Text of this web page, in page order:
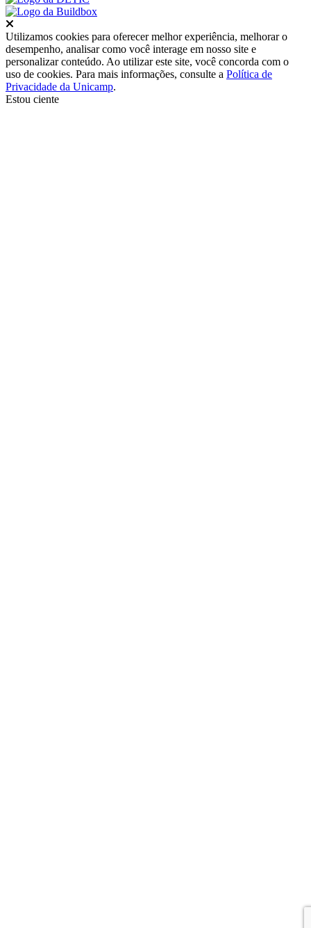
Utilizamos cookies para oferecer melhor experiência, melhorar o
desempenho, analisar como você interage em nosso site e
personalizar conteúdo. Ao utilizar este site, você concorda com o
uso de cookies. Para mais informações, consulte a Política de
Privacidade da Unicamp.
Estou ciente